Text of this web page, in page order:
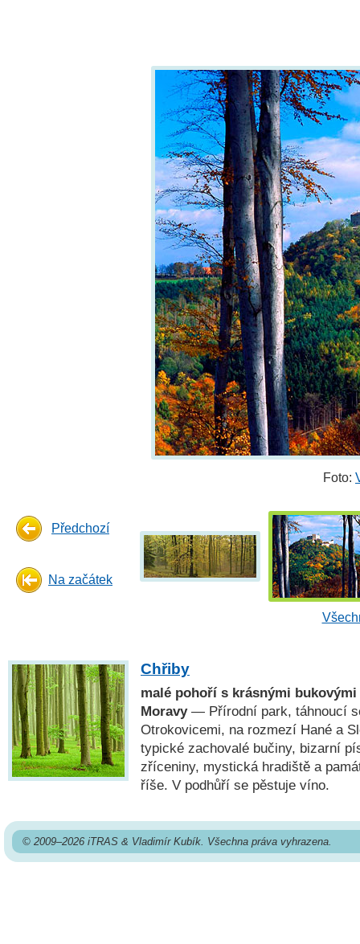
Foto:
Předchozí
Na začátek
Chřiby
malé pohoří s krásnými
Moravy— Přírodní park, táhnoucí
Otrokovicemi, na rozmezí Hané a
typické zachovalé bučiny, bizarní
zříceniny, mystická hradiště a
říše. V podhůří se pěstuje víno.
© 2009–2026 iTRAS & Vladimír Kubík. Všechna práva vyhrazena.